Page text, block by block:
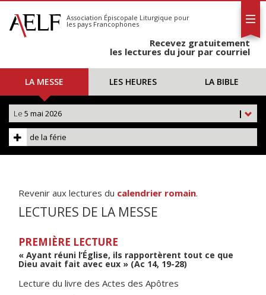
S'abonner
Calendrier
Association Épiscopale Liturgique pour
les pays Francophones
Recevez gratuitement
les lectures du jour par courriel
LA MESSE LES HEURES LA BIBLE
|
Le 5 mai 2026
de la férie
Revenir aux lectures du calendrier romain.
LECTURES DE LA MESSE
PREMIÈRE LECTURE
« Ayant réuni l’Église, ils rapportèrent tout ce que
Dieu avait fait avec eux » (Ac 14, 19-28)
Lecture du livre des Actes des Apôtres